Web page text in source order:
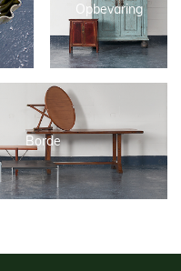
Opbevaring
Borde